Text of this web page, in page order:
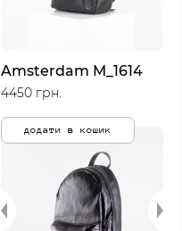
Amsterdam M_1614
4450 грн.
додати в кошик